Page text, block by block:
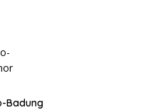
Badung